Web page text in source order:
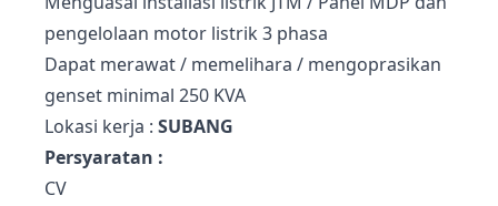
pengelolaan motor listrik 3 phasa
Dapat merawat / memelihara / mengoprasikan
genset minimal 250 KVA
Lokasi kerja : SUBANG
Persyaratan :
CV